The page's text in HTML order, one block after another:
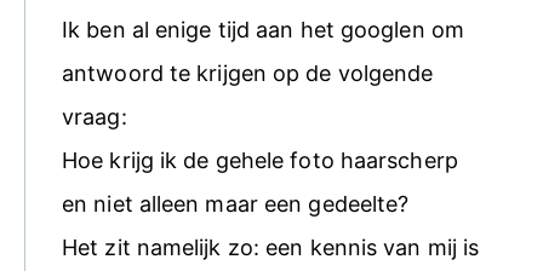
Ik ben al enige tijd aan het googlen om
antwoord te krijgen op de volgende
vraag:
Hoe krijg ik de gehele foto haarscherp
en niet alleen maar een gedeelte?
Het zit namelijk zo: een kennis van mij is